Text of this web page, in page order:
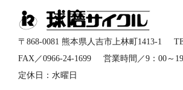
〒868-0081 熊本県人吉市上林町1413-1
FAX／0966-24-1699
営業時間／9：00～
定休日：水曜日